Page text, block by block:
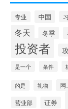
专业 中国
冬天
冬季
投资者
是一个 条件
的是 礼物 网
营业部 证券